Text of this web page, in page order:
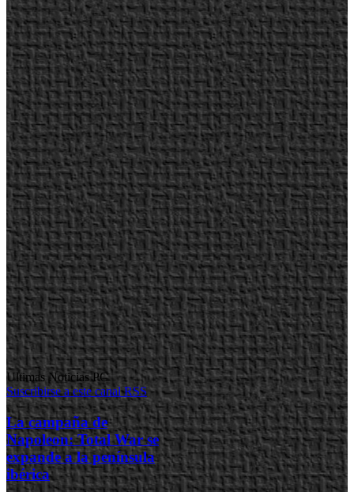
Ultimas Noticias PC
Suscribirse a este canal RSS
La campaña de
Napoleon: Total War se
expande a la península
ibérica